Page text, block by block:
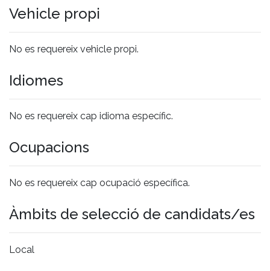
Vehicle propi
No es requereix vehicle propi.
Idiomes
No es requereix cap idioma específic.
Ocupacions
No es requereix cap ocupació específica.
Àmbits de selecció de candidats/es
Local